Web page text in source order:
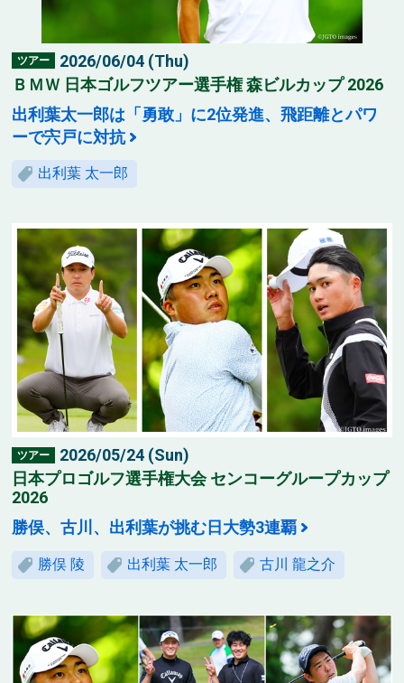
ツアー
2026/06/04 (Thu)
ＢＭＷ 日本ゴルフツアー選手権 森ビルカップ 2026
出利葉太一郎は「勇敢」に2位発進、飛距離とパワ
ーで宍戸に対抗
出利葉 太一郎
ツアー
2026/05/24 (Sun)
日本プロゴルフ選手権大会 センコーグループカップ
2026
勝俣、古川、出利葉が挑む日大勢3連覇
勝俣 陵 出利葉 太一郎 古川 龍之介